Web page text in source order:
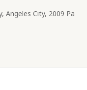
Angeles City, 2009 Pa